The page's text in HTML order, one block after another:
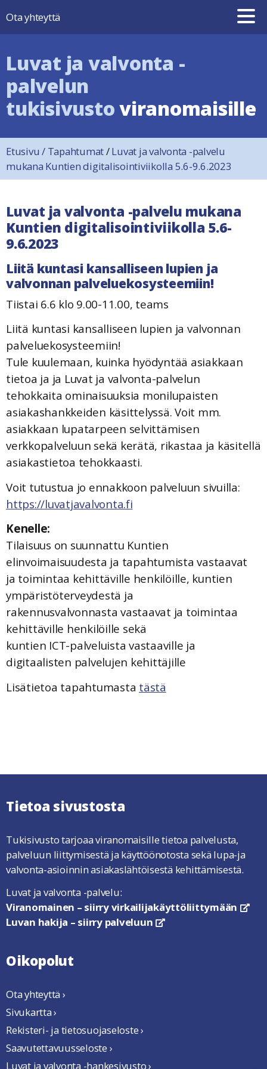
Ota yhteyttä
Luvat ja valvonta -
palvelun
tukisivustoviranomaisille
Etusivu / Tapahtumat/Luvat ja valvonta -palvelu
mukana Kuntien digitalisointiviikolla 5.6-9.6.2023
Luvat ja valvonta -palvelu mukana
Kuntien digitalisointiviikolla 5.6-
9.6.2023
Liitä kuntasi kansalliseen lupien ja
valvonnan palveluekosysteemiin!
Tiistai 6.6 klo 9.00-11.00, teams
Liitä kuntasi kansalliseen lupien ja valvonnan
palveluekosysteemiin!
Tule kuulemaan, kuinka hyödyntää asiakkaan
tietoa ja ja Luvat ja valvonta-palvelun
tehokkaita ominaisuuksia monilupaisten
asiakashankkeiden käsittelyssä. Voit mm.
asiakkaan lupatarpeen selvittämisen
verkkopalveluun sekä kerätä, rikastaa ja käsitellä
asiakastietoa tehokkaasti.
Voit tutustua jo ennakkoon palveluun sivuilla:
https://luvatjavalvonta.fi
Kenelle:
Tilaisuus on suunnattu Kuntien
elinvoimaisuudesta ja tapahtumista vastaavat
ja toimintaa kehittäville henkilöille, kuntien
ympäristöterveydestä ja
rakennusvalvonnasta vastaavat ja toimintaa
kehittäville henkilöille sekä
kuntien ICT-palveluista vastaaville ja
digitaalisten palvelujen kehittäjille
Lisätietoa tapahtumasta tästä
Tietoa sivustosta
Tukisivusto tarjoaa viranomaisille tietoa palvelusta,
palveluun liittymisestä ja käyttöönotosta sekä lupa-ja
valvonta-asioinnin asiakaslähtöisestä kehittämisestä.
Luvat ja valvonta -palvelu:
Viranomainen – siirry virkailijakäyttöliittymään
Luvan hakija – siirry palveluun linkki avautuu uuteen
Oikopolut
Ota yhteyttä ›
Sivukartta ›
Rekisteri- ja tietosuojaseloste ›
Saavutettavuusseloste ›
Luvat ja valvonta -hankesivusto ›